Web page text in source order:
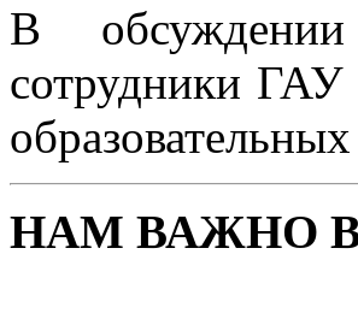
В
сотрудники
НАМ ВАЖНО